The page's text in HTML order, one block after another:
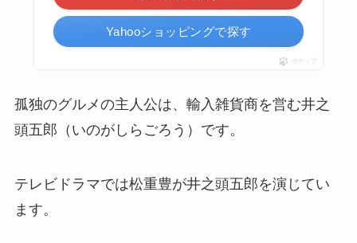
Yahooショッピングで探す
ポチップ
孤独のグルメの主人公は、輸入雑貨商を営む井之
頭五郎（いのがしらごろう）です。
テレビドラマでは松重豊が井之頭五郎を演じてい
ます。